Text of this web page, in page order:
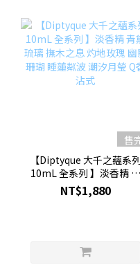
售
【Diptyque 大千之蘊系列
10mL 全系列 】淡香精 青
黛琉璃 撫木之息 灼地玫瑰
幽影珊瑚 睡蓮粼波 潮汐月
NT$1,880